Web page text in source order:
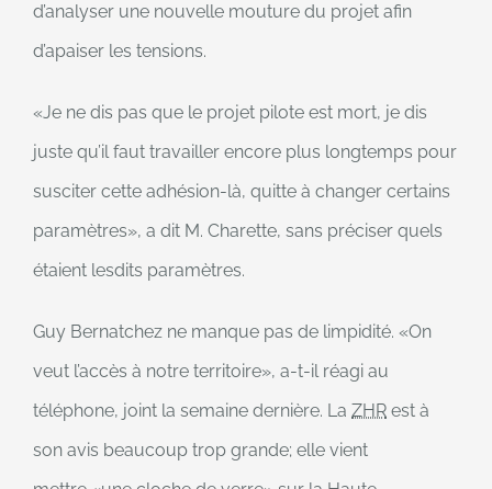
d’analyser une nouvelle mouture du projet afin
d’apaiser les tensions.
Je ne dis pas que le projet pilote est mort, je dis
juste qu’il faut travailler encore plus longtemps pour
susciter cette adhésion-là, quitte à changer certains
paramètres , a dit M. Charette, sans préciser quels
étaient lesdits paramètres.
Guy Bernatchez ne manque pas de limpidité.
On
veut l’accès à notre territoire , a-t-il réagi au
téléphone, joint la semaine dernière. La ZHR est à
son avis beaucoup trop grande; elle vient